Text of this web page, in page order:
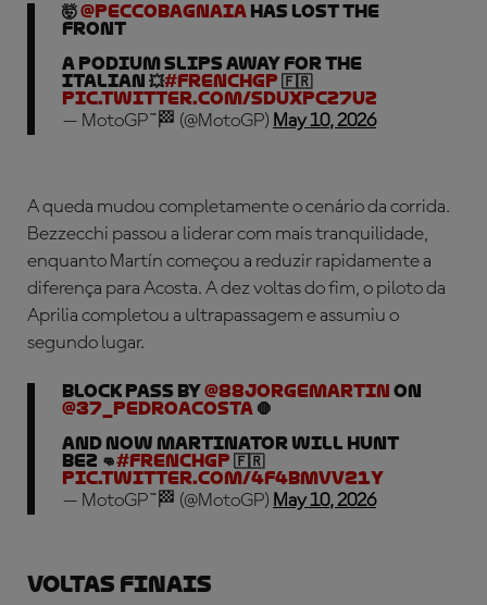
🤯@peccobagnaia HAS LOST THE
FRONT
A podium slips away for the
Italian 💥#FrenchGP 🇫🇷
pic.twitter.com/sDUXPcz7Uz
— MotoGP™🏁 (@MotoGP) May 10, 2026
A queda mudou completamente o cenário da corrida.
Bezzecchi passou a liderar com mais tranquilidade,
enquanto Martín começou a reduzir rapidamente a
diferença para Acosta. A dez voltas do fim, o piloto da
Aprilia completou a ultrapassagem e assumiu o
segundo lugar.
BLOCK PASS by@88jorgemartin on
@37_pedroacosta 🛑
And now Martinator will hunt
Bez 👊#FrenchGP 🇫🇷
pic.twitter.com/4F4BMVV21Y
— MotoGP™🏁 (@MotoGP) May 10, 2026
VOLTAS FINAIS